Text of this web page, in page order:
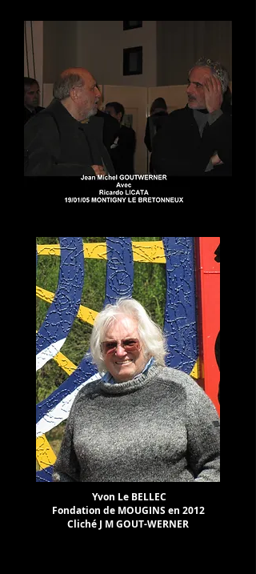
Yvon Le BELLEC
Fondation de MOUGINS en 2012
Cliché J M GOUT-WERNER